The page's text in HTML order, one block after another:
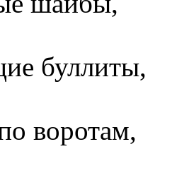
буллиты,
воротам,